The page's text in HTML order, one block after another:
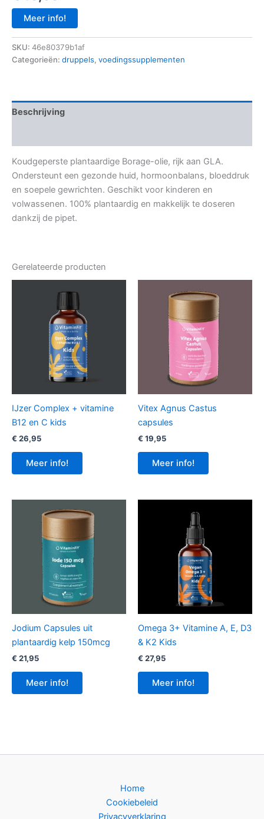
Meer info!
SKU: 46e80379b1af
Categorieën: druppels, voedingssupplementen
Beschrijving
Koudgeperste plantaardige Borage-olie, rijk aan GLA.
Ondersteunt een gezonde huid, hormoonbalans, bloeddruk
en soepele gewrichten. Geschikt voor kinderen en
volwassenen. 100% plantaardig en makkelijk te doseren
dankzij de pipet.
Gerelateerde producten
IJzer Complex + vitamine
B12 en C kids
€ 26,95
Meer info!
Vitex Agnus Castus
capsules
€ 19,95
Meer info!
Jodium Capsules uit
plantaardig kelp 150mcg
€ 21,95
Meer info!
Omega 3+ Vitamine A, E, D3
& K2 Kids
€ 27,95
Meer info!
Home
Cookiebeleid
Privacyverklaring